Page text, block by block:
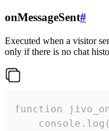
onMessageSent#
Executed when a visitor
only if there is no chat
function